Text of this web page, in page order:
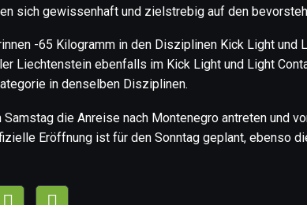
sich gewissenhaft und zielstrebig auf den
-65 Kilogramm in den Disziplinen Kick Light und
Liechtenstein ebenfalls im Kick Light und Light
in denselben Disziplinen.
die Anreise nach Montenegro antreten und
Eröffnung ist für den Sonntag geplant, ebenso